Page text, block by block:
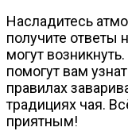
Насладитесь
получите ответы
могут
помогут вам
правилах
традициях чая.
приятным!